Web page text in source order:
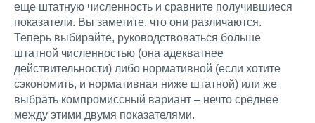
еще штатную численность и сравните получившиеся
показатели. Вы заметите, что они различаются.
Теперь выбирайте, руководствоваться больше
штатной численностью (она адекватнее
действительности) либо нормативной (если хотите
сэкономить, и нормативная ниже штатной) или же
выбрать компромиссный вариант – нечто среднее
между этими двумя показателями.